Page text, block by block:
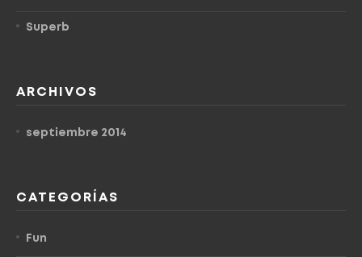
Superb
ARCHIVOS
septiembre 2014
CATEGORÍAS
Fun